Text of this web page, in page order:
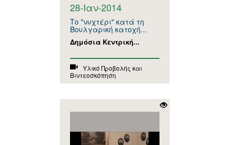
28-Ιαν-2014
Το "νυχτέρι" κατά τη
Βουλγαρική κατοχή...
Δημόσια Κεντρική...
Υλικό Προβολής και
Βιντεοσκόπηση